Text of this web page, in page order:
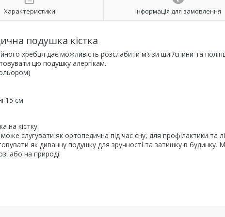
Характеристики Інформація для замовлення
подушка кістка
хребця дає можливість розслабити м'язи шиї/спини та
цю подушку алергікам.
15 см
на кістку.
слугувати як ортопедична під час сну, для профілактики та
як диванну подушку для зручності та затишку в будинку.
або на природі.